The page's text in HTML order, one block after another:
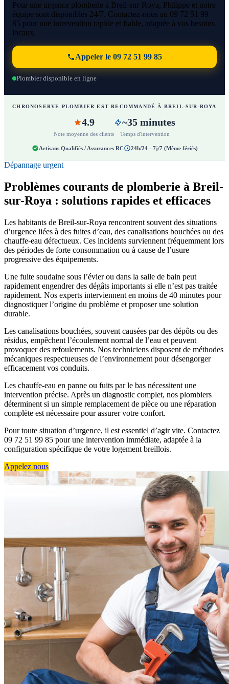
Pour une urgence plomberie à Breil-sur-Roya, Philippe et notre
équipe sont disponibles 24/7. Contactez-nous au 09 72 51 99
85 pour une intervention rapide et fiable, adaptée à vos besoins
locaux.
Appeler le 09 72 51 99 85
Plombier disponible en ligne
CHRONOSERVE PLOMBIER EST RECOMMANDÉ À BREIL-SUR-ROYA
4.9
Note moyenne des clients
~35 minutes
Temps d'intervention
Artisans Qualifiés / Assurances RC 24h/24 - 7j/7 (Même fériés)
Dépannage urgent
Problèmes courants de plomberie à Breil-
sur-Roya : solutions rapides et efficaces
Les habitants de Breil-sur-Roya rencontrent souvent des situations
d’urgence liées à des fuites d’eau, des canalisations bouchées ou des
chauffe-eau défectueux. Ces incidents surviennent fréquemment lors
des périodes de forte consommation ou à cause de l’usure
progressive des équipements.
Une fuite soudaine sous l’évier ou dans la salle de bain peut
rapidement engendrer des dégâts importants si elle n’est pas traitée
rapidement. Nos experts interviennent en moins de 40 minutes pour
diagnostiquer l’origine du problème et proposer une solution
durable.
Les canalisations bouchées, souvent causées par des dépôts ou des
résidus, empêchent l’écoulement normal de l’eau et peuvent
provoquer des refoulements. Nos techniciens disposent de méthodes
mécaniques respectueuses de l’environnement pour désengorger
efficacement vos conduits.
Les chauffe-eau en panne ou fuits par le bas nécessitent une
intervention précise. Après un diagnostic complet, nos plombiers
déterminent si un simple remplacement de pièce ou une réparation
complète est nécessaire pour assurer votre confort.
Pour toute situation d’urgence, il est essentiel d’agir vite. Contactez
09 72 51 99 85 pour une intervention immédiate, adaptée à la
configuration spécifique de votre logement breillois.
Appelez nous